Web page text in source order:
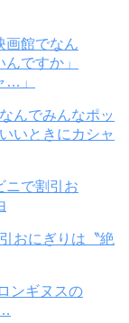
んでみんなポッ
いときにカシャ
おにぎりは〝絶